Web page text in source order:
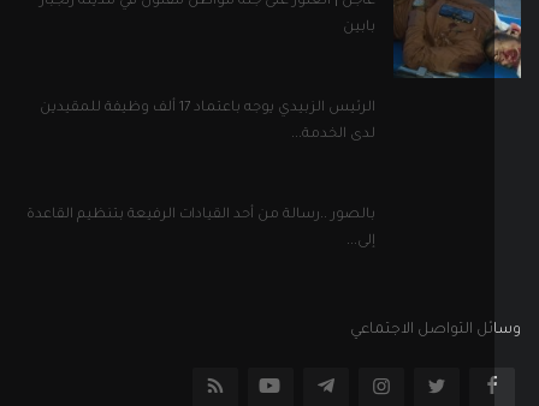
بابين
الرئيس الزبيدي يوجه باعتماد 17 ألف وظيفة للمقيدين
لدى الخدمة...
بالصور ..رسالة من أحد القيادات الرفيعة بتنظيم القاعدة
التواصل الاجتماعي